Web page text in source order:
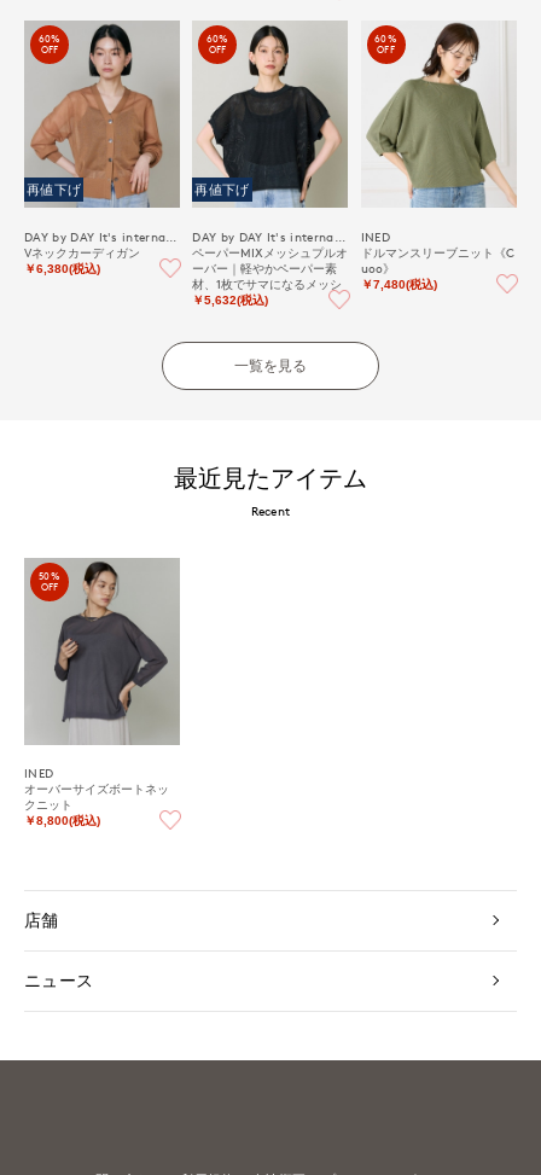
60%
OFF
再値下げ
Vネックカーディガン
￥6,380(税込)
60%
OFF
再値下げ
ペーパーMIXメッシュプルオ
ーバー｜軽やかペーパー素
材、1枚でサマになるメッシ
ュニット
￥5,632(税込)
60%
OFF
INED
ドルマンスリーブニット《C
uoo》
￥7,480(税込)
一覧を見る
最近見たアイテム
Recent
50%
OFF
INED
オーバーサイズボートネッ
クニット
￥8,800(税込)
店舗
ニュース